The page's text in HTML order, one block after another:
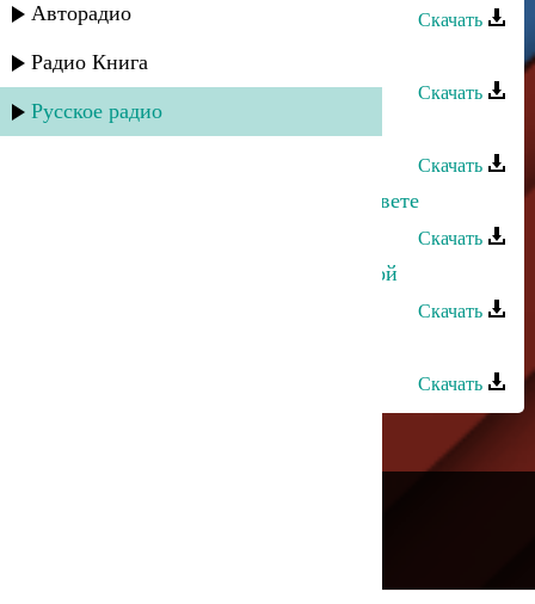
Авторадио
Радио Книга
Русское радио
Скачать
Абдула Абдулаев - Ахирисеб кеч
Скачать
Абдула Абдулаев - Хlава
Скачать
Насрула Расулов - Встреча на рассвете
Скачать
Абдула Абдулаев - Письмо любимой
Скачать
Скачать